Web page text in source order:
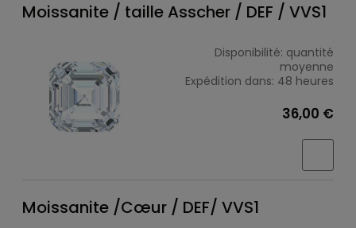
Moissanite / taille Asscher / DEF / VVS1
Disponibilité: quantité
moyenne
Expédition dans: 48 heures
36,00 €
Moissanite /Cœur / DEF/ VVS1